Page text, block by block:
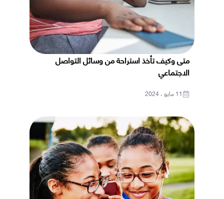
متى وكيف تأخذ استراحة من وسائل التواصل
الاجتماعي
11 مايو ، 2024